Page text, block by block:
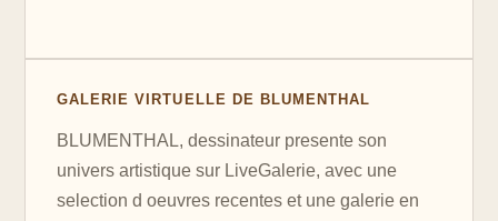
GALERIE VIRTUELLE DE BLUMENTHAL
BLUMENTHAL, dessinateur presente son
univers artistique sur LiveGalerie, avec une
selection d oeuvres recentes et une galerie en